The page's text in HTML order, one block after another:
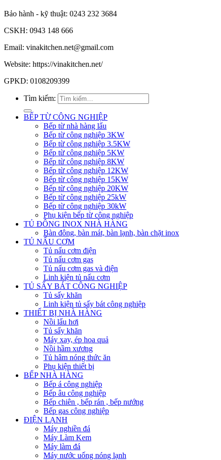
Bảo hành - kỹ thuật: 0243 232 3684
CSKH: 0943 148 666
Email: vinakitchen.net@gmail.com
Website: https://vinakitchen.net/
GPKD: 0108209399
Tìm kiếm:
BẾP TỪ CÔNG NGHIỆP
Bếp từ nhà hàng lẩu
Bếp từ công nghiệp 3KW
Bếp từ công nghiệp 3.5KW
Bếp từ công nghiệp 5KW
Bếp từ công nghiệp 8KW
Bếp từ công nghiệp 12KW
Bếp từ công nghiệp 15KW
Bếp từ công nghiệp 20KW
Bếp từ công nghiệp 25kW
Bếp từ công nghiệp 30kW
Phụ kiện bếp từ công nghiệp
TỦ ĐÔNG INOX NHÀ HÀNG
Bàn đông, bàn mát, bàn lạnh, bàn chặt inox
TỦ NẤU CƠM
Tủ nấu cơm điện
Tủ nấu cơm gas
Tủ nấu cơm gas và điện
Linh kiện tủ nấu cơm
TỦ SẤY BÁT CÔNG NGHIỆP
Tủ sấy khăn
Linh kiện tủ sấy bát công nghiệp
THIẾT BỊ NHÀ HÀNG
Nồi lẩu hơi
Tủ sấy khăn
Máy xay, ép hoa quả
Nồi hầm xương
Tủ hâm nóng thức ăn
Phụ kiện thiết bị
BẾP NHÀ HÀNG
Bếp á công nghiệp
Bếp âu công nghiệp
Bếp chiên , bếp rán , bếp nướng
Bếp gas công nghiệp
ĐIỆN LẠNH
Máy nghiền đá
Máy Làm Kem
Máy làm đá
Máy nước uống nóng lạnh